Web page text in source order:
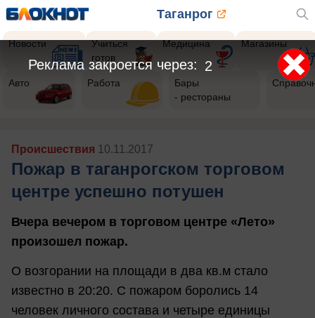
Таганрог
Новости
Учиться
готов
Медицина Магазины
Авто Работа
Бары
- рестораны
Происшествия 10.11.2017
Пожар в таганрогском торговом
центре успешно потушен
Вчера вечером в торговом центре «Лето»
произошел пожар.
О возгорании на площади в два кв.м стало
известно в 20:20. С пожаром боролись 14
человек личного состава и четыре единицы